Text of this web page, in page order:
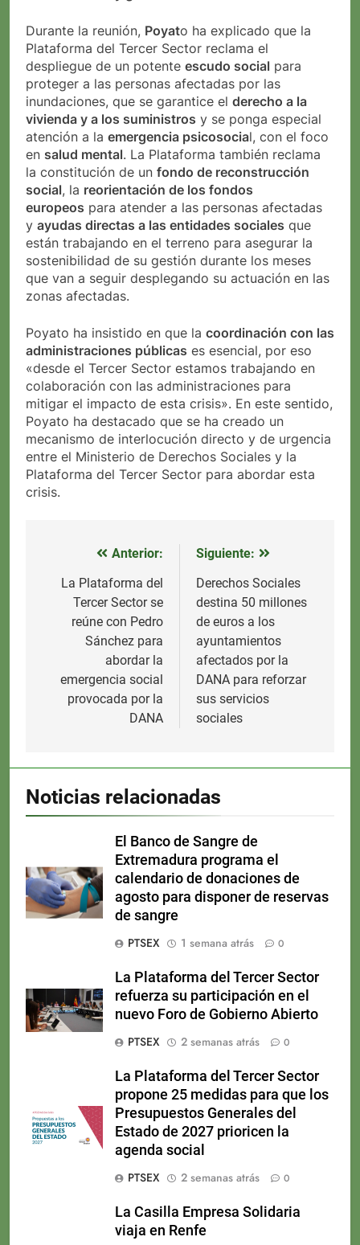
Durante la reunión, Poyato ha explicado que la
Plataforma del Tercer Sector reclama el
despliegue de un potente escudo social para
proteger a las personas afectadas por las
inundaciones, que se garantice el derecho a la
vivienda y a los suministros y se ponga especial
atención a la emergencia psicosocial, con el foco
en salud mental. La Plataforma también reclama
la constitución de un fondo de reconstrucción
social, la reorientación de los fondos
europeos para atender a las personas afectadas
y ayudas directas a las entidades sociales que
están trabajando en el terreno para asegurar la
sostenibilidad de su gestión durante los meses
que van a seguir desplegando su actuación en las
zonas afectadas.
Poyato ha insistido en que la coordinación con las
administraciones públicas es esencial, por eso
«desde el Tercer Sector estamos trabajando en
colaboración con las administraciones para
mitigar el impacto de esta crisis». En este sentido,
Poyato ha destacado que se ha creado un
mecanismo de interlocución directo y de urgencia
entre el Ministerio de Derechos Sociales y la
Plataforma del Tercer Sector para abordar esta
crisis.
Navegación
de
entradas
Anterior:
La Plataforma del
Tercer Sector se
reúne con Pedro
Sánchez para
abordar la
emergencia social
provocada por la
DANA
Siguiente:
Derechos Sociales
destina 50 millones
de euros a los
ayuntamientos
afectados por la
DANA para reforzar
sus servicios
sociales
Noticias relacionadas
El Banco de Sangre de
Extremadura programa el
calendario de donaciones de
agosto para disponer de reservas
de sangre
PTSEX
1 semana atrás 0
La Plataforma del Tercer Sector
refuerza su participación en el
nuevo Foro de Gobierno Abierto
PTSEX
2 semanas atrás 0
La Plataforma del Tercer Sector
propone 25 medidas para que los
Presupuestos Generales del
Estado de 2027 prioricen la
agenda social
PTSEX
2 semanas atrás 0
La Casilla Empresa Solidaria
viaja en Renfe